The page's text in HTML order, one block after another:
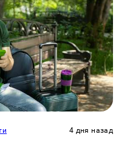
4 дня назад